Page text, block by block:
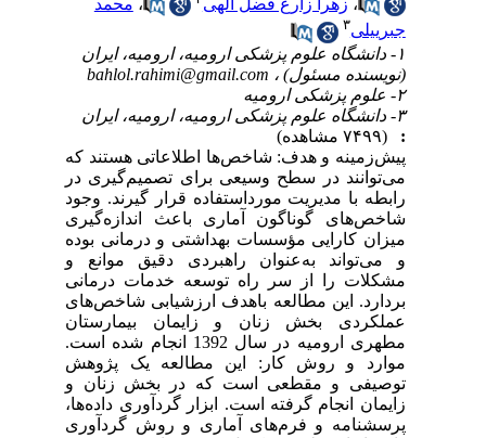
جبرییلی
۱- دانشگاه علوم پزشکی ارومیه، ارومیه، ایران
(نویسنده مسئول) ، bahlol.rahimi@gmail.com
پیش‌زمینه و هدف: شاخص‌ها اطلاعاتی هستند که
می‌توانند در سطح وسیعی برای تصمیم‌گیری در
رابطه با مدیریت مورداستفاده قرار گیرند. وجود
شاخص‌های گوناگون آماری باعث اندازه‌گیری
میزان کارایی مؤسسات بهداشتی و درمانی بوده
و می‌تواند به‌عنوان راهبردی دقیق موانع و
مشکلات را از سر راه توسعه خدمات درمانی
بردارد. این مطالعه باهدف ارزشیابی شاخص‌های
عملکردی بخش زنان و زایمان بیمارستان
مطهری ارومیه در سال 1392 انجام شده است.
موارد و روش کار: این مطالعه یک پژوهش
توصیفی و مقطعی است که در بخش زنان و
زایمان انجام گرفته است. ابزار گردآوری داده‌ها،
پرسشنامه و فرم‌های آماری و روش گردآوری